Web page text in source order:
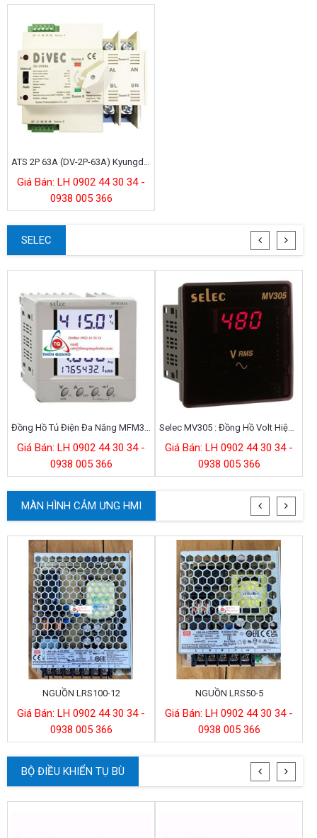
Giá Bán: LH 0902 44 30 34 -
0938 005 366
SELEC
Giá Bán: LH 0902 44 30 34 -
0938 005 366
Giá Bán: LH 0902 44 30 34 -
0938 005 366
MÀN HÌNH CẢM ƯNG HMI
NGUỒN LRS100-12
Giá Bán: LH 0902 44 30 34 -
0938 005 366
NGUỒN LRS50-5
Giá Bán: LH 0902 44 30 34 -
0938 005 366
BỘ ĐIỀU KHIỂN TỤ BÙ